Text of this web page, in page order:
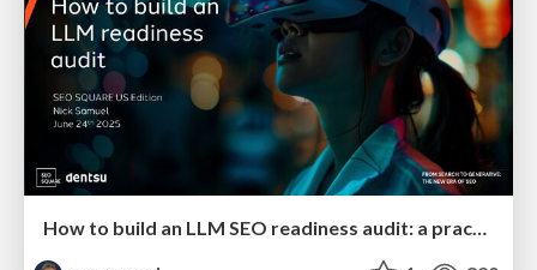
How to build an LLM SEO readiness audit: a practical framework